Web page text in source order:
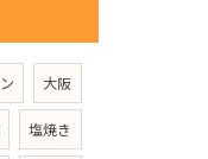
大阪
塩焼き